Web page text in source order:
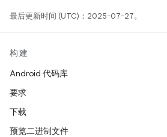
最后更新时间 (UTC)：2025-07-27。
构建
Android 代码库
要求
下载
预览二进制文件